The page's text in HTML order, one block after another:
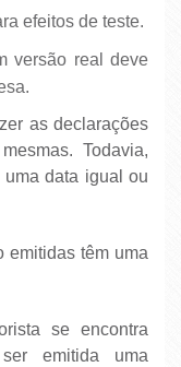
efeitos de teste.
as declarações
Todavia,
data igual ou
emitidas têm uma
se encontra
ser emitida uma